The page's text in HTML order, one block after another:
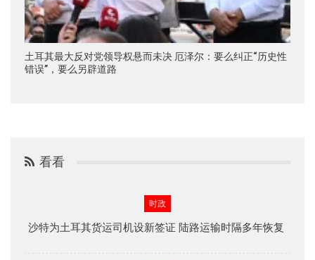
土耳其最大反对党领导权悬而未决 厄泽尔：要么纠正“历史性
错误”，要么另辟道路
看看
时政
沙特为土耳其货运司机设新签证 陆路运输时隔多年恢复